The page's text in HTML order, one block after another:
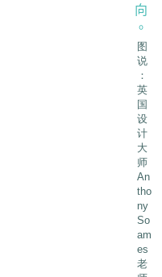
图
说
：
英
国
设
计
大
师
An
tho
ny
So
am
es
老